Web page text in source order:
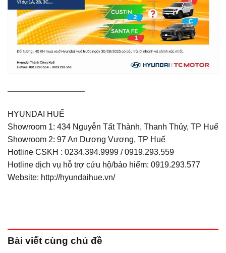
—————————–
HYUNDAI HUẾ
Showroom 1: 434 Nguyễn Tất Thành, Thanh Thủy, TP Huế
Showroom 2: 97 An Dương Vương, TP Huế
Hotline CSKH : 0234.394.9999 / 0919.293.559
Hotline dịch vụ hỗ trợ cứu hộ/bảo hiểm: 0919.293.577
Website: http://hyundaihue.vn/
Bài viết cùng chủ đề